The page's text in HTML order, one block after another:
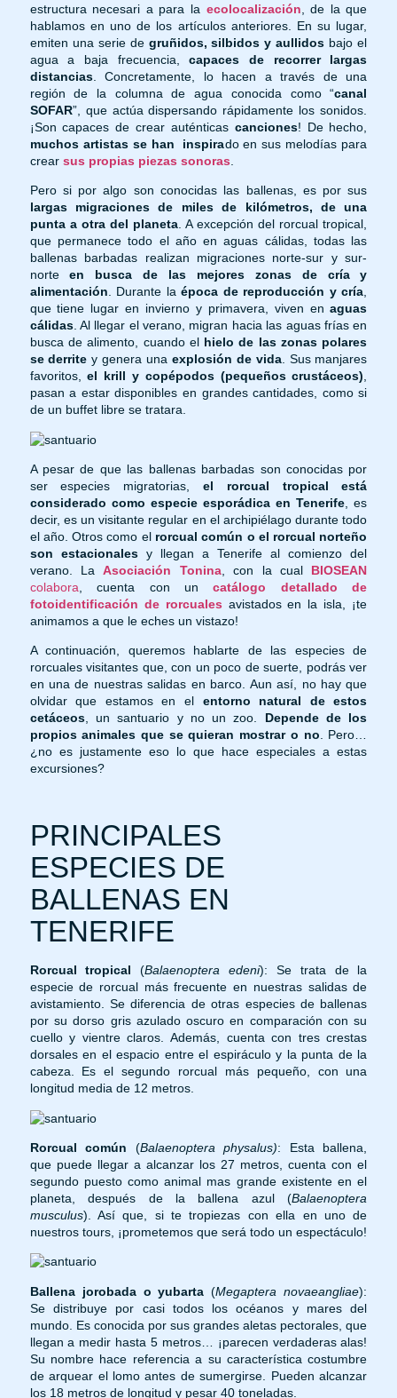
estructura necesari a para la ecolocalización , de la que
hablamos en uno de los artículos anteriores. En su lugar,
emiten una serie de gruñidos, silbidos y aullidos bajo el
agua a baja frecuencia,capaces de recorrer largas
distancias. Concretamente, lo hacen a través de una
región de la columna de agua conocida como “canal
SOFAR”, que actúa dispersando rápidamente los sonidos.
¡Son capaces de crear auténticas canciones! De hecho,
muchos artistas se han
inspirado en sus melodías para
crear sus propias piezas sonoras
Pero si por algo son conocidas las ballenas, es por sus
largas migraciones de miles de kilómetros, de una
punta a otra del planeta. A excepción del rorcual tropical,
que permanece todo el año en aguas cálidas, todas las
ballenas barbadas realizan migraciones norte-sur y sur-
norteen busca de las mejores zonas de cría y
alimentación. Durante laépoca de reproducción y cría,
que tiene lugar en invierno y primavera, viven enaguas
cálidas. Al llegar el verano, migran hacia las aguas frías en
busca de alimento, cuando el hielo de las zonas polares
se derrite y genera una explosión de vida. Sus manjares
favoritos,el krill y copépodos (pequeños crustáceos),
pasan a estar disponibles en grandes cantidades, como si
de un buffet libre se tratara.
A pesar de que las ballenas barbadas son conocidas por
ser especies migratorias, el rorcual tropical está
considerado como especie esporádica en Tenerife , es
decir, es un visitante regular en el archipiélago durante todo
el año. Otros como el rorcual común o el rorcual norteño
son estacionalesy llegan a Tenerife al comienzo del
verano. LaAsociación Tonina, con la cual BIOSEAN
colabora , cuenta con uncatálogo detallado de
fotoidentificación de rorcuales avistados en la isla, ¡te
animamos a que le eches un vistazo!
A continuación, queremos hablarte de las especies de
rorcuales visitantes que, con un poco de suerte, podrás ver
en una de nuestras salidas en barco. Aun así, no hay que
olvidar que estamos en el entorno natural de estos
cetáceos, un santuario y no un zoo. Depende de los
propios animales que se quieran mostrar o no. Pero…
¿no es justamente eso lo que hace especiales a estas
excursiones?
PRINCIPALES
ESPECIES DE
BALLENAS EN
TENERIFE
Rorcual tropical (Balaenoptera edeni): Se trata de la
especie de rorcual más frecuente en nuestras salidas de
avistamiento. Se diferencia de otras especies de ballenas
por su dorso gris azulado oscuro en comparación con su
cuello y vientre claros. Además, cuenta con tres crestas
dorsales en el espacio entre el espiráculo y la punta de la
cabeza. Es el segundo rorcual más pequeño, con una
longitud media de 12 metros.
Rorcual común (Balaenoptera physalus): Esta ballena,
que puede llegar a alcanzar los 27 metros, cuenta con el
segundo puesto como animal mas grande existente en el
planeta, después de la ballena azul (Balaenoptera
musculus). Así que, si te tropiezas con ella en uno de
nuestros tours, ¡prometemos que será todo un espectáculo!
Ballena jorobada oyubarta (Megaptera novaeangliae):
Se distribuye por casi todos los océanos y mares del
mundo. Es conocida por sus grandes aletas pectorales, que
llegan a medir hasta 5 metros… ¡parecen verdaderas alas!
Su nombre hace referencia a su característica costumbre
de arquear el lomo antes de sumergirse. Pueden alcanzar
los 18 metros de longitud y pesar 40 toneladas.